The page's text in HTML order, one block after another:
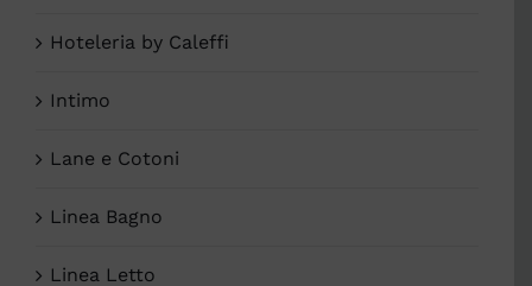
Hoteleria by Caleffi
Intimo
Lane e Cotoni
Linea Bagno
Linea Letto